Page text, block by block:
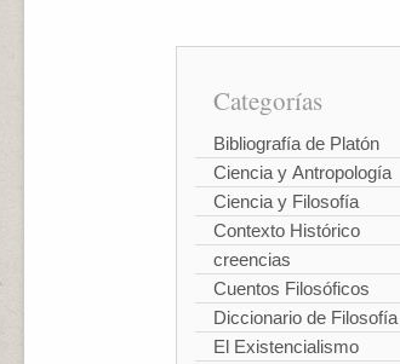
Categorías
Bibliografía de Platón
Ciencia y Antropología
Ciencia y Filosofía
Contexto Histórico
creencias
Cuentos Filosóficos
Diccionario de Filosofía
El Existencialismo